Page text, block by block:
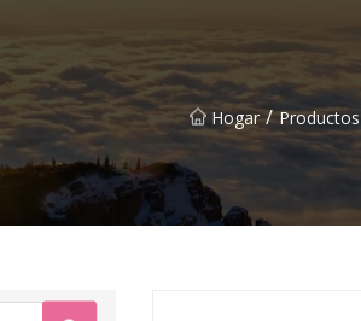
Hogar / Productos